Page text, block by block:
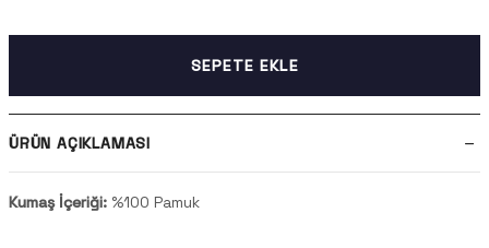
SEPETE EKLE
ÜRÜN AÇIKLAMASI
Kumaş İçeriği: %100 Pamuk